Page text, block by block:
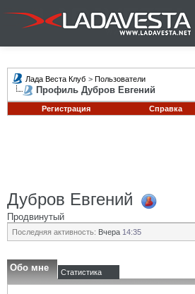
Лада Веста Клуб > Пользователи
Профиль Дубров Евгений
Регистрация Справка
Дубров Евгений
Продвинутый
Последняя активность: Вчера 14:35
Обо мне Статистика